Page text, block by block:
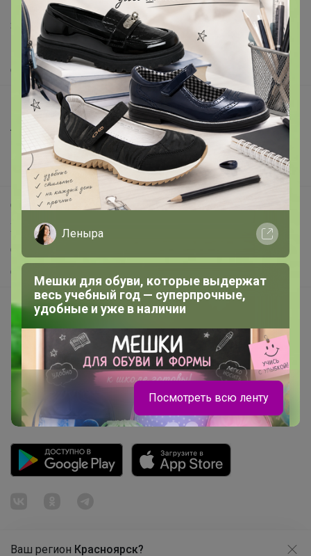
Ваш регион Красноярск?
Написать в поддержку
Защита покупателя
Помощь
О нас
Все предложения
Анонсы
Новости
Поддержка альпак
Самое выгодное
Хиты продаж
Самое желанное
Самое быстрое
Начать зарабатывать с 24-ok
Picabox.ru - Лучшее место для ваших изображений
Розыгрыш - Генератор случайных чисел
Пульс нашего маркетплейса
Укорачиватель ссылок
Леныра
Мешки для обуви, которые выдержат
весь учебный год — суперпрочные,
удобные и уже в наличии
Посмотреть всю ленту
Продолжая использовать этот сайт и нажимая кнопку